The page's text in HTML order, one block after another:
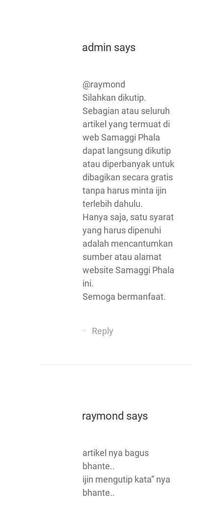
admin says
@raymond
Silahkan dikutip.
Sebagian atau seluruh
artikel yang termuat di
web Samaggi Phala
dapat langsung dikutip
atau diperbanyak untuk
dibagikan secara gratis
tanpa harus minta ijin
terlebih dahulu.
Hanya saja, satu syarat
yang harus dipenuhi
adalah mencantumkan
sumber atau alamat
website Samaggi Phala
ini.
Semoga bermanfaat.
Reply
raymond says
artikel nya bagus
bhante..
ijin mengutip kata” nya
bhante..